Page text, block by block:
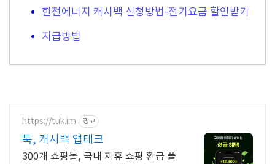
한전에너지 캐시백 신청방법-전기요금 할인받기
지급방법
https://tuk.im 광고
툭, 캐시백 앱테크
300개 쇼핑몰, 국내 제휴 쇼핑 환급 플